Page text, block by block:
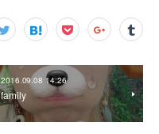
2016.09.08 14:26
family